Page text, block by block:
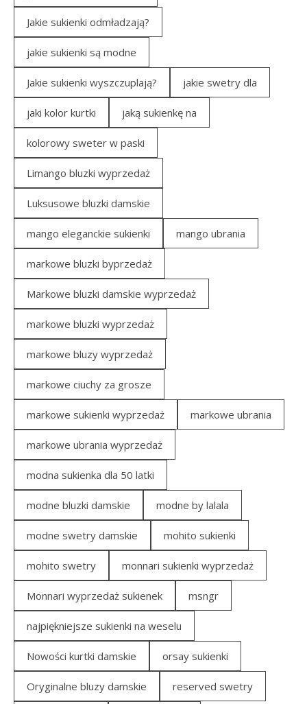
Jakie sukienki odmładzają?
jakie sukienki są modne
Jakie sukienki wyszczuplają? jakie swetry dla
jaki kolor kurtki jaką sukienkę na
kolorowy sweter w paski
Limango bluzki wyprzedaż
Luksusowe bluzki damskie
mango eleganckie sukienki mango ubrania
markowe bluzki byprzedaż
Markowe bluzki damskie wyprzedaż
markowe bluzki wyprzedaż
markowe bluzy wyprzedaż
markowe ciuchy za grosze
markowe sukienki wyprzedaż markowe ubrania
markowe ubrania wyprzedaż
modna sukienka dla 50 latki
modne bluzki damskie modne by lalala
modne swetry damskie mohito sukienki
mohito swetry monnari sukienki wyprzedaż
Monnari wyprzedaż sukienek msngr
najpiękniejsze sukienki na weselu
Nowości kurtki damskie orsay sukienki
Oryginalne bluzy damskie reserved swetry